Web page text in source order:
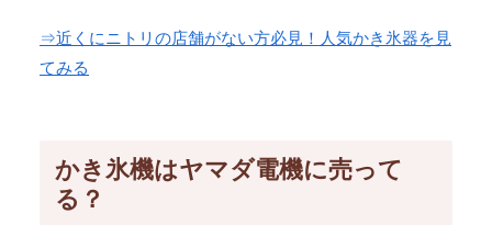
⇒近くにニトリの店舗がない方必見！人気かき氷器を見
てみる
かき氷機はヤマダ電機に売って
る？